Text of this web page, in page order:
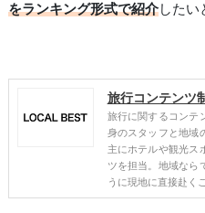
をランキング形式で紹介したい
旅行コンテンツ
旅行に関するコンテ
身のスタッフと地域
主にホテルや観光ス
ツを担当。地域なら
うに現地に直接赴く